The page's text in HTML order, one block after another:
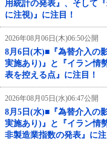
用統計の発表』、そして
に注視)』に注目！
2026年08月06日(木)06:50公開
8月6日(木)■『為替介入の
実施あり)』と『イラン情
表を控える点』に注目！
2026年08月05日(水)06:47公開
8月5日(水)■『為替介入の
実施あり)』と『イラン情
非製造業指数の発表』に注